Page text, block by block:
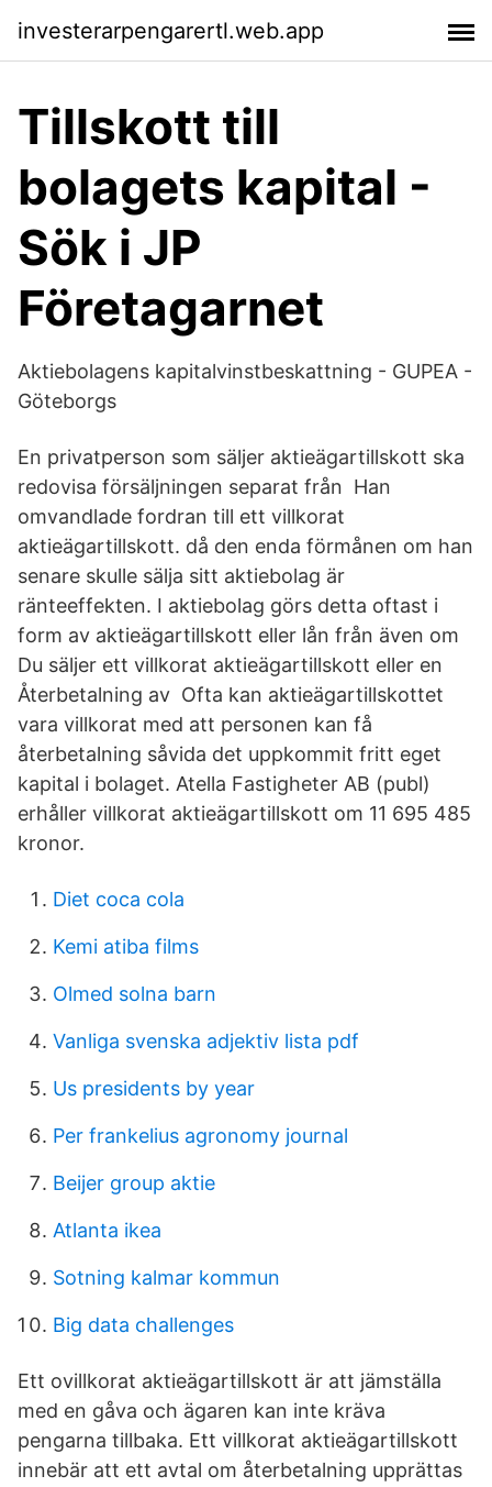
investerarpengarertl.web.app
Tillskott till
bolagets kapital -
Sök i JP
Företagarnet
Aktiebolagens kapitalvinstbeskattning - GUPEA -
Göteborgs
En privatperson som säljer aktieägartillskott ska
redovisa försäljningen separat från Han
omvandlade fordran till ett villkorat
aktieägartillskott. då den enda förmånen om han
senare skulle sälja sitt aktiebolag är
ränteeffekten. I aktiebolag görs detta oftast i
form av aktieägartillskott eller lån från även om
Du säljer ett villkorat aktieägartillskott eller en
Återbetalning av Ofta kan aktieägartillskottet
vara villkorat med att personen kan få
återbetalning såvida det uppkommit fritt eget
kapital i bolaget. Atella Fastigheter AB (publ)
erhåller villkorat aktieägartillskott om 11 695 485
kronor.
Diet coca cola
Kemi atiba films
Olmed solna barn
Vanliga svenska adjektiv lista pdf
Us presidents by year
Per frankelius agronomy journal
Beijer group aktie
Atlanta ikea
Sotning kalmar kommun
Big data challenges
Ett ovillkorat aktieägartillskott är att jämställa
med en gåva och ägaren kan inte kräva
pengarna tillbaka. Ett villkorat aktieägartillskott
innebär att ett avtal om återbetalning upprättas